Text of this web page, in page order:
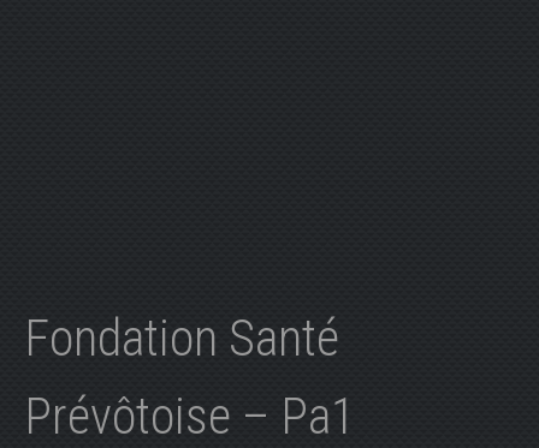
Fondation Santé
Prévôtoise – Pa1